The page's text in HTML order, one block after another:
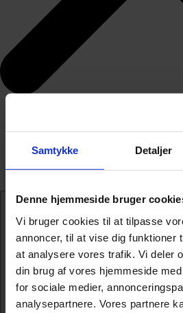
Samtykke Detaljer
Denne hjemmeside bruger
Vi bruger cookies til at tilpasse
annoncer, til at vise dig funktioner
at analysere vores trafik. Vi deler
din brug af vores hjemmeside
for sociale medier,
analysepartnere. Vores partnere